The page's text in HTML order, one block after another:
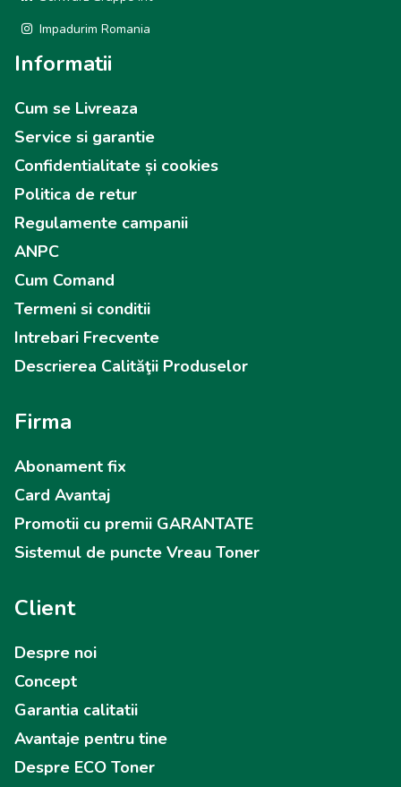
Impadurim Romania
Informatii
Cum se Livreaza
Service si garantie
Confidentialitate și cookies
Politica de retur
Regulamente campanii
ANPC
Cum Comand
Termeni si conditii
Intrebari Frecvente
Descrierea Calităţii Produselor
Firma
Abonament fix
Card Avantaj
Promotii cu premii GARANTATE
Sistemul de puncte Vreau Toner
Client
Despre noi
Concept
Garantia calitatii
Avantaje pentru tine
Despre ECO Toner